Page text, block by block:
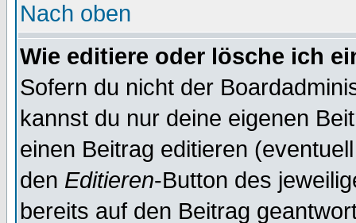
Nach oben
Wie editiere oder lösche ich
Sofern du nicht der
kannst du nur deine eigenen
einen Beitrag editieren
den Editieren-Button des
bereits auf den Beitrag